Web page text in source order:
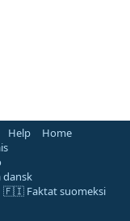
Help
Home
🇫🇮 Faktat suomeksi